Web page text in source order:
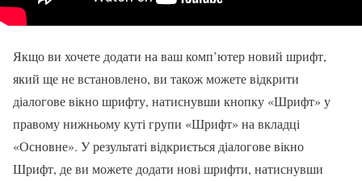
Якщо ви хочете додати на ваш комп’ютер новий шрифт,
який ще не встановлено, ви також можете відкрити
діалогове вікно шрифту, натиснувши кнопку «Шрифт» у
правому нижньому куті групи «Шрифт» на вкладці
«Основне». У результаті відкриється діалогове вікно
Шрифт, де ви можете додати нові шрифти, натиснувши